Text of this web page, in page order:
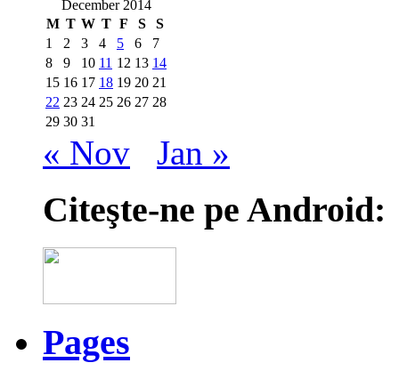
December 2014
M T W T F S
S
1
2 3 4 5 6
7
8
9 10 11 12 13 14
15 16 17 18 19 20 21
22 23 24 25 26 27 28
29 30 31
« Nov Jan »
Citeşte-ne pe Android:
Pages